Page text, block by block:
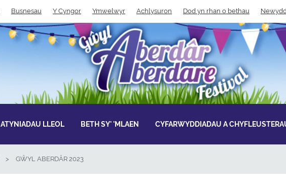
Busnesau Y Cyngor Ymwelwyr Achlysuron Dod yn rhan o bethau
ATYNIADAU LLEOL BETH SY' 'MLAEN CYFARWYDDIADAU A
> GŴYL ABERDÂR 2023